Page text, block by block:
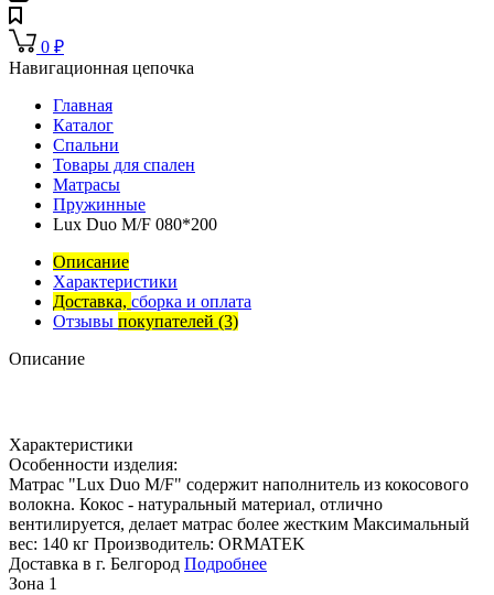
0 ₽
Навигационная цепочка
Главная
Каталог
Спальни
Товары для спален
Матрасы
Пружинные
Lux Duo M/F 080*200
Описание
Характеристики
Доставка, сборка и оплата
Отзывы покупателей (3)
Описание
Характеристики
Особенности изделия:
Матрас "Lux Duo M/F" содержит наполнитель из кокосового
волокна. Кокос - натуральный материал, отлично
вентилируется, делает матрас более жестким Максимальный
вес: 140 кг Производитель: ORMATEK
Доставка в г. Белгород Подробнее
Зона 1